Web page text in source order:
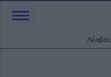
Λέσβος